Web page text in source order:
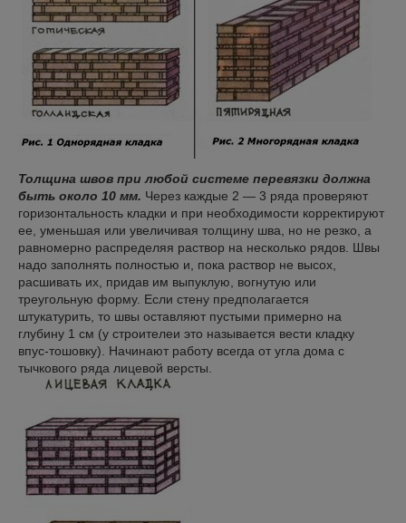
Толщина швов при любой системе перевязки должна
быть около 10 мм. Через каждые 2 — 3 ряда проверяют
горизонтальность кладки и при необходимости корректируют
ее, уменьшая или увеличивая толщину шва, но не резко, а
равномерно распределяя раствор на несколько рядов. Швы
надо заполнять полностью и, пока раствор не высох,
расшивать их, придав им выпуклую, вогнутую или
треугольную форму. Если стену предполагается
штукатурить, то швы оставляют пустыми примерно на
глубину 1 см (у строителеи это называется вести кладку
впус-тошовку). Начинают работу всегда от угла дома с
тычкового ряда лицевой версты.